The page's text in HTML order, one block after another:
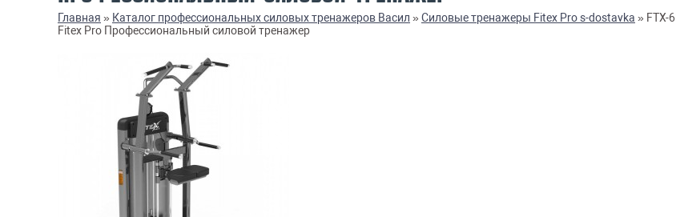
Главная » Каталог профессиональных силовых тренажеров Васил »Силовые тренажеры Fitex Pro s-dostavka » FTX-
Fitex Pro Профессиональный силовой тренажер